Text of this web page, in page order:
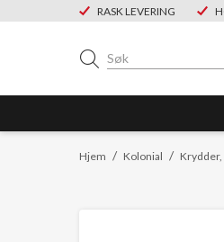
RASK LEVERING
/
Hjem /
Kolonial Krydder,